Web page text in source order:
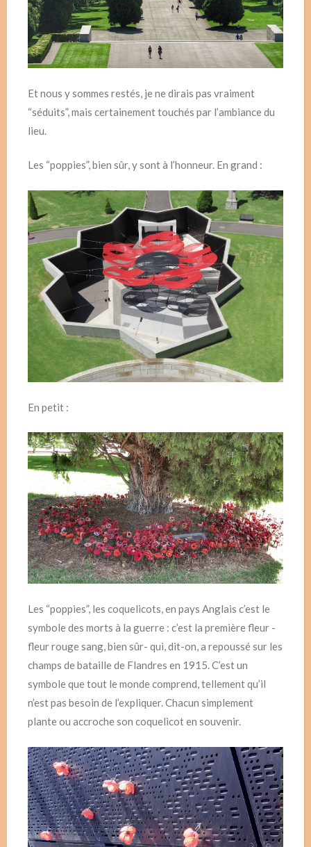
Et nous y sommes restés, je ne dirais pas vraiment
“séduits”, mais certainement touchés par l’ambiance du
lieu.
Les “poppies”, bien sûr, y sont à l’honneur. En grand :
En petit :
Les “poppies”, les coquelicots, en pays Anglais c’est le
symbole des morts à la guerre : c’est la première fleur -
fleur rouge sang, bien sûr- qui, dit-on, a repoussé sur les
champs de bataille de Flandres en 1915. C’est un
symbole que tout le monde comprend, tellement qu’il
n’est pas besoin de l’expliquer. Chacun simplement
plante ou accroche son coquelicot en souvenir.